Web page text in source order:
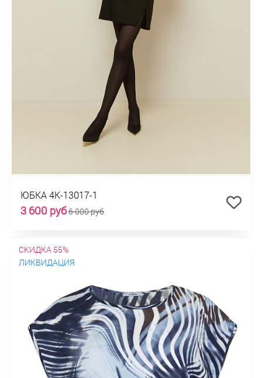
ЮБКА 4К-13017-1
3 600 руб6 000 руб
СКИДКА 55%
ЛИКВИДАЦИЯ